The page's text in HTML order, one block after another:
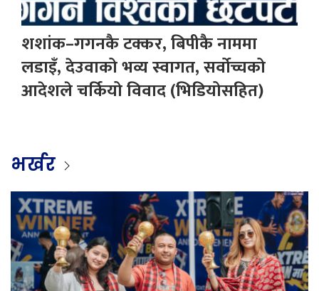
शशांक–गगनकै टक्कर, बिपीकै नाममा
लडाइँ, देउवाको भव्य स्वागत, सर्वोच्चको
आदेशले चर्कियो विवाद (भिडियोसहित)
भर्खर